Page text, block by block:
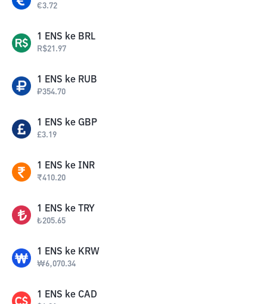
€3.72
1 ENS ke BRL
R$21.97
1 ENS ke RUB
₽354.70
1 ENS ke GBP
£3.19
1 ENS ke INR
₹410.20
1 ENS ke TRY
₺205.65
1 ENS ke KRW
₩6,070.34
1 ENS ke CAD